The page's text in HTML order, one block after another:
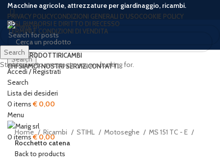
Macchine agricole, attrezzature per giardinaggio, ricambi.
PRIVACY POLICYCONDIZIONI GENERALI D’USOCOOKIE POLICY
RESI, RIMBORSI E DIRITTO DI RECESSO
TERMINI E CONDIZIONI DI VENDITA
Search
Accedi / Registrati
Search
Lista dei desideri
0 items € 0,00
Menu
0 items€0,00
HOME PRODOTTIRICAMBI
CHI SIAMOI NOSTRI SERVIZICONTATTI
Home Ricambi STIHL Motoseghe
MS 151 TC - E
Rocchetto catena
Back to products
Search
Start typing to see posts you are looking for.